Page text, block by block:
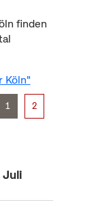
finden
Köln"
1 2
Juli